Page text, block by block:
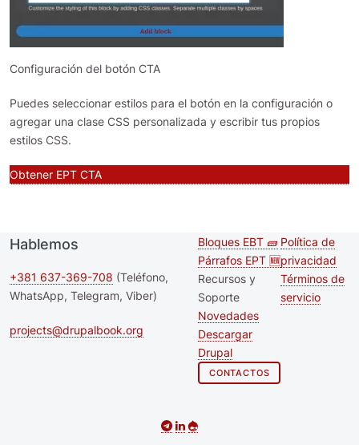
Configuración del botón CTA
Puedes seleccionar estilos para el botón en la configuración o
agregar una clase CSS personalizada y escribir tus propios
estilos CSS.
Obtener EPT CTA
Hablemos
+381 637-369-708 (Teléfono,
WhatsApp, Telegram, Viber)
projects@drupalbook.org
Second
footer
menu
Bloques EBT 🧱
Párrafos EPT 🆕
Recursos y
Soporte
Novedades
Descargar
Drupal
CONTACTOS
Footer
Política de
privacidad
Términos de
servicio